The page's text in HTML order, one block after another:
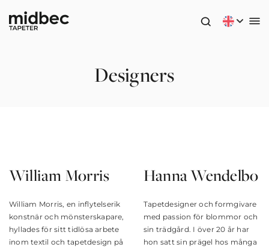
Designers
William Morris
William Morris, en inflytelserik
konstnär och mönsterskapare,
hyllades för sitt tidlösa arbete
inom textil och tapetdesign på
Hanna Wendelbo
Tapetdesigner och formgivare
med passion för blommor och
sin trädgård. I över 20 år har
hon satt sin prägel hos många